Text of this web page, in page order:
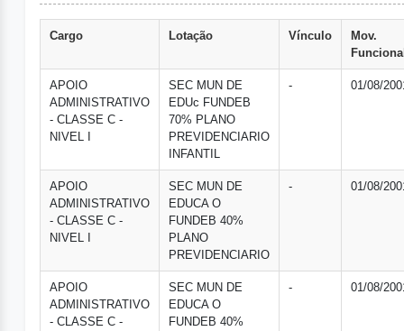
Cargo Lotação Vínculo
Mov.
APOIO
ADMINISTRATIVO
- CLASSE C -
NIVEL I
SEC MUN DE
EDUc FUNDEB
70% PLANO
PREVIDENCIARIO
INFANTIL
- 01/08/
APOIO
ADMINISTRATIVO
- CLASSE C -
NIVEL I
SEC MUN DE
EDUCA O
FUNDEB 40%
PLANO
PREVIDENCIARIO
- 01/08/
APOIO
ADMINISTRATIVO
- CLASSE C -
SEC MUN DE
EDUCA O
FUNDEB 40%
- 01/08/